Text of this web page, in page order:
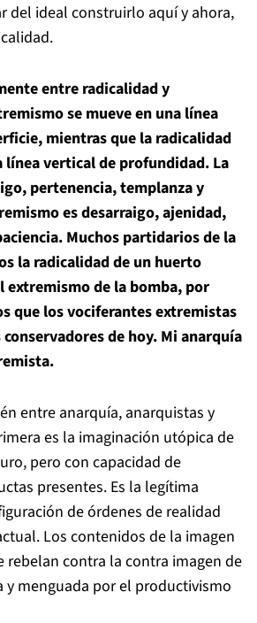
del ideal construirlo aquí y ahora,
entre radicalidad y
se mueve en una línea
mientras que la radicalidad
línea vertical de profundidad. La
pertenencia, templanza y
es desarraigo, ajenidad,
Muchos partidarios de la
la radicalidad de un huerto
extremismo de la bomba, por
que los vociferantes extremistas
de hoy. Mi anarquía
entre anarquía, anarquistas y
es la imaginación utópica de
pero con capacidad de
presentes. Es la legítima
de órdenes de realidad
Los contenidos de la imagen
rebelan contra la contra imagen de
y menguada por el productivismo